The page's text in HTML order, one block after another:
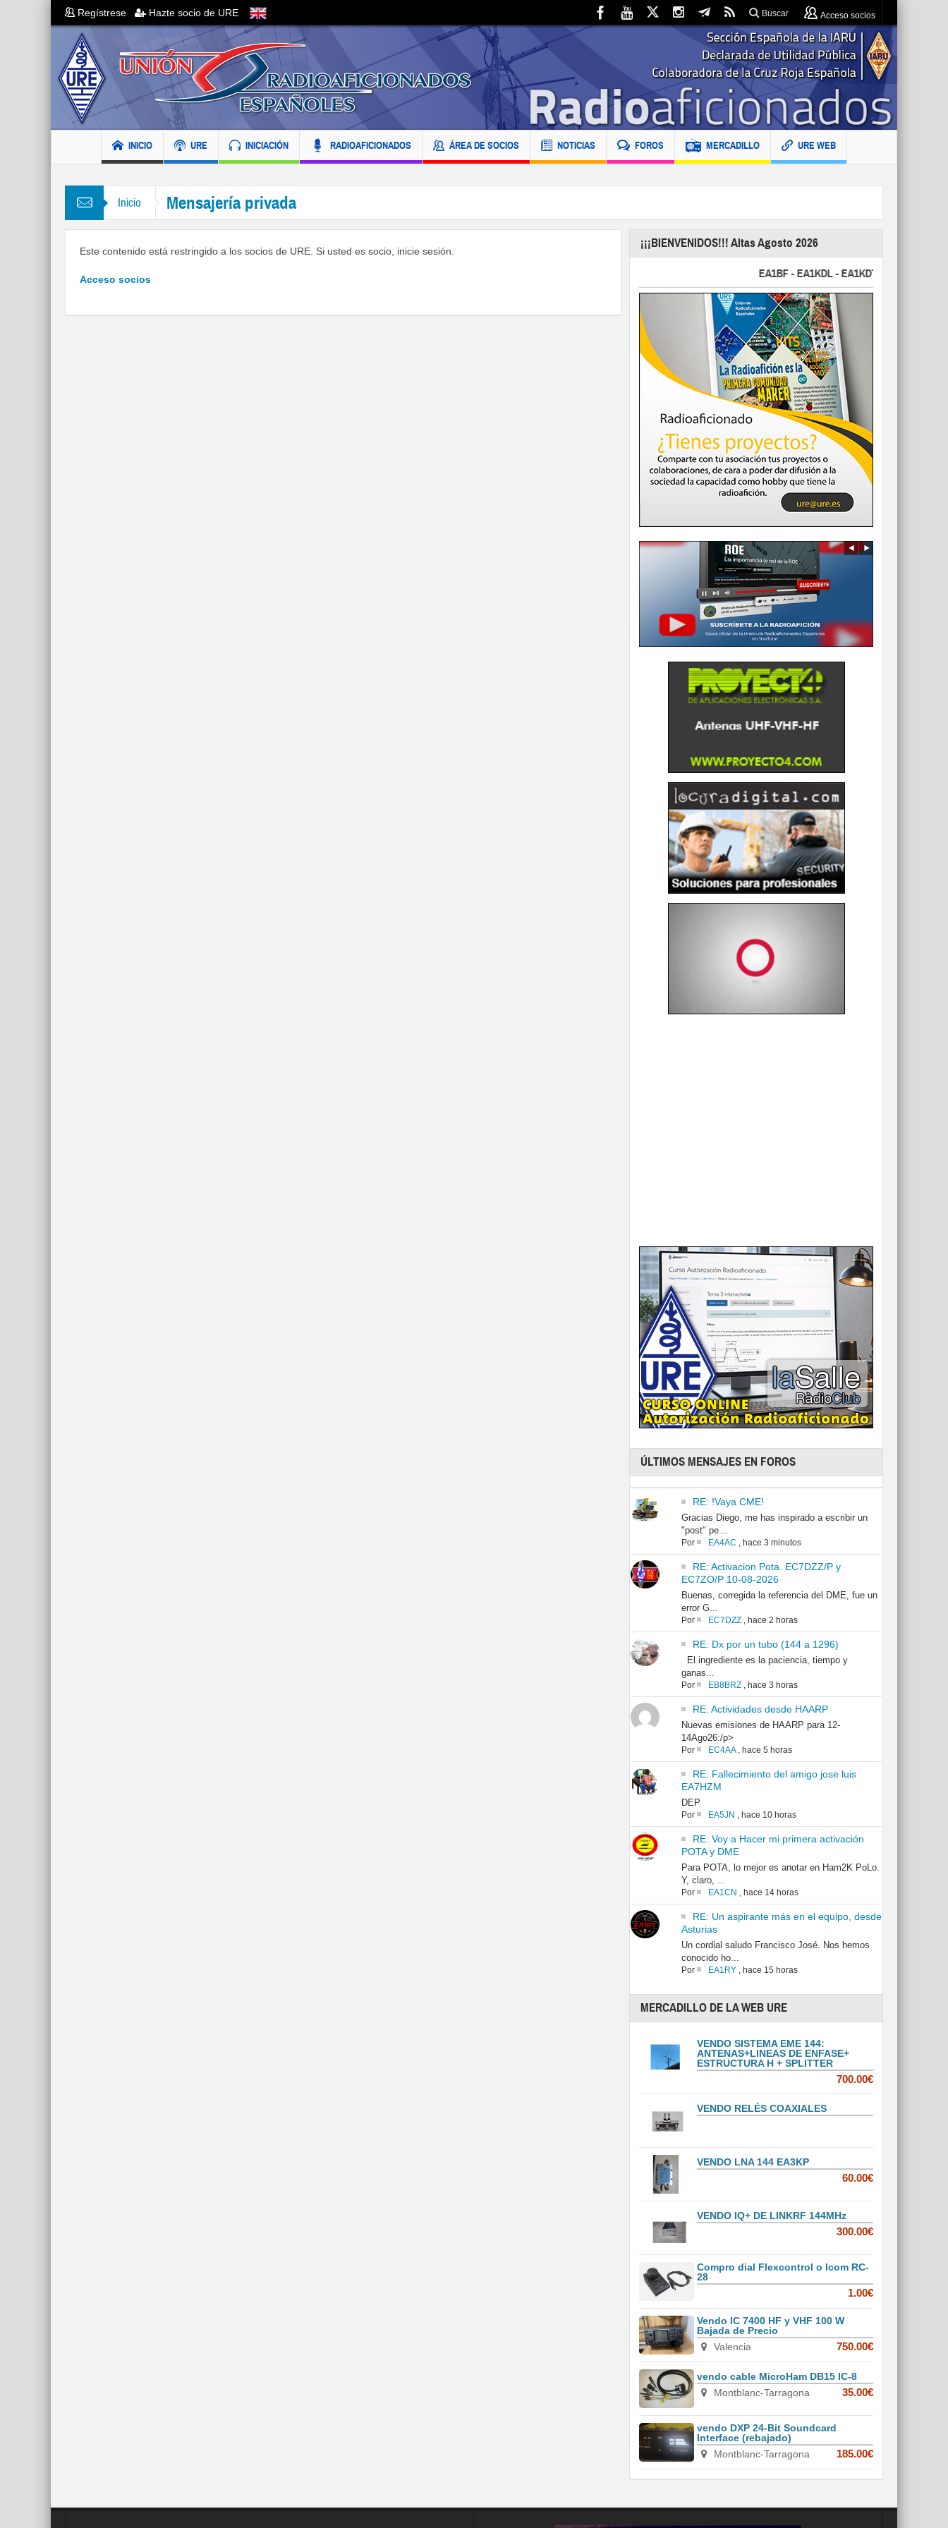
Regístrese Hazte socio de URE Buscar Acceso socios
INICIO URE INICIACIÓN RADIOAFICIONADOS ÁREA DE SOCIOS NOTICIAS FOROS MERCADILLO URE WEB
Inicio Mensajería privada
Este contenido está restringido a los socios de URE. Si usted es socio, inicie sesión.
Acceso socios
¡¡¡BIENVENIDOS!!! Altas Agosto 2026
EA1BF - EA1KDL - EA1KDT - EA2FBJ -
ÚLTIMOS MENSAJES EN FOROS
RE: !Vaya CME!
Gracias Diego, me has inspirado a escribir un
"post" pe...
Por EA4AC , hace 3 minutos
RE: Activacion Pota. EC7DZZ/P y
EC7ZO/P 10-08-2026
Buenas, corregida la referencia del DME, fue un
error G...
Por EC7DZZ, hace 2 horas
RE: Dx por un tubo (144 a 1296)
El ingrediente es la paciencia, tiempo y
ganas...
Por EB8BRZ, hace 3 horas
RE: Actividades desde HAARP
Nuevas emisiones de HAARP para 12-
14Ago26:/p>
Por EC4AA, hace 5 horas
RE: Fallecimiento del amigo jose luis
EA7HZM
DEP
Por EA5JN , hace 10 horas
RE: Voy a Hacer mi primera activación
POTA y DME
Para POTA, lo mejor es anotar en Ham2K PoLo.
Y, claro, ...
Por EA1CN , hace 14 horas
RE: Un aspirante más en el equipo, desde
Asturias
Un cordial saludo Francisco José. Nos hemos
conocido ho...
Por EA1RY, hace 15 horas
MERCADILLO DE LA WEB URE
VENDO SISTEMA EME 144:
ANTENAS+LINEAS DE ENFASE+
ESTRUCTURA H + SPLITTER
700.00€
VENDO RELÉS COAXIALES
VENDO LNA 144 EA3KP
60.00€
VENDO IQ+ DE LINKRF 144MHz
300.00€
Compro dial Flexcontrol o Icom RC-
28
1.00€
Vendo IC 7400 HF y VHF 100 W
Bajada de Precio
Valencia
750.00€
vendo cable MicroHam DB15 IC-8
Montblanc-Tarragona
35.00€
vendo DXP 24-Bit Soundcard
Interface (rebajado)
Montblanc-Tarragona
185.00€